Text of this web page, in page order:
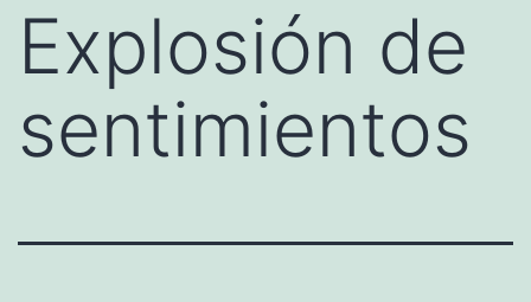
Explosión de
sentimientos